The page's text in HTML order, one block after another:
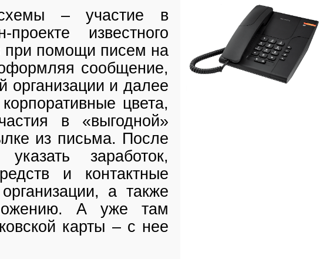
– участие в
известного
при помощи писем на
сообщение,
организации и далее
цвета,
в «выгодной»
из письма. После
заработок,
и контактные
а также
А уже там
карты – с нее